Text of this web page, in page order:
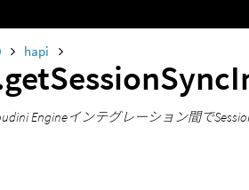
hapi
Engineインテグレーション間で